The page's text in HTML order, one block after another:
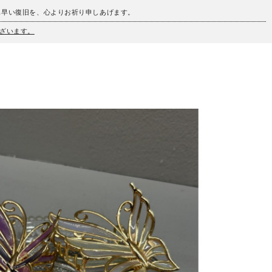
い復旧を、心よりお祈り申しあげます。
います。